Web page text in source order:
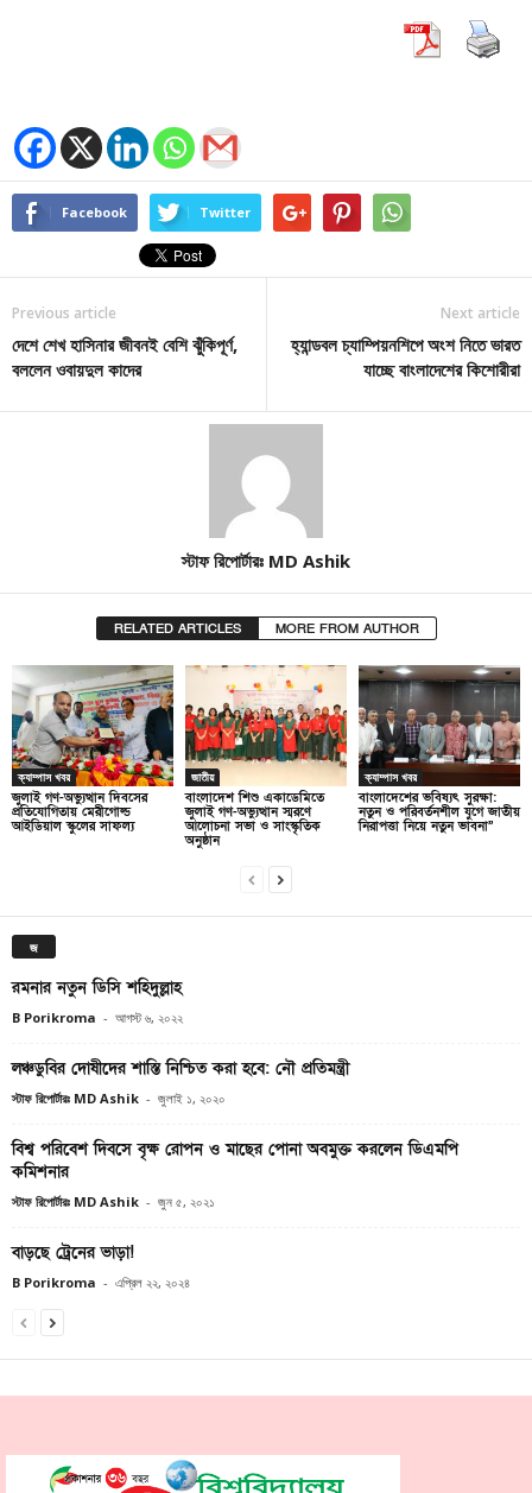
Facebook Twitter
Previous article
দেশে শেখ হাসিনার জীবনই বেশি ঝুঁকিপূর্ণ,
বললেন ওবায়দুল কাদের
Next article
হ্যান্ডবল চ্যাম্পিয়নশিপে অংশ নিতে ভারত
যাচ্ছে বাংলাদেশের কিশোরীরা
স্টাফ রিপোর্টারঃ MD Ashik
RELATED ARTICLES MORE FROM AUTHOR
ক্যাম্পাস খবর
জুলাই গণ-অভ্যুত্থান দিবসের
প্রতিযোগিতায় মেরীগোল্ড
আইডিয়াল স্কুলের সাফল্য
জাতীয়
বাংলাদেশ শিশু একাডেমিতে
জুলাই গণ-অভ্যুত্থান স্মরণে
আলোচনা সভা ও সাংস্কৃতিক
অনুষ্ঠান
ক্যাম্পাস খবর
বাংলাদেশের ভবিষ্যৎ সুরক্ষা:
নতুন ও পরিবর্তনশীল যুগে জাতীয়
নিরাপত্তা নিয়ে নতুন ভাবনা”
জ
রমনার নতুন ডিসি শহিদুল্লাহ
B Porikroma - আগস্ট ৬, ২০২২
লঞ্চডুবির দোষীদের শাস্তি নিশ্চিত করা হবে: নৌ প্রতিমন্ত্রী
স্টাফ রিপোর্টারঃ MD Ashik - জুলাই ১, ২০২০
বিশ্ব পরিবেশ দিবসে বৃক্ষ রোপন ও মাছের পোনা অবমুক্ত করলেন ডিএমপি
কমিশনার
স্টাফ রিপোর্টারঃ MD Ashik - জুন ৫, ২০২১
বাড়ছে ট্রেনের ভাড়া!
B Porikroma - এপ্রিল ২২, ২০২৪